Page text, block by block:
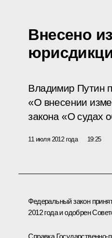
Внесено
Владимир Путин
«О внесении
закона «О судах
11 июля 2012 года 19:25
Федеральный закон
2012 года и одобрен
Справка Государственно-